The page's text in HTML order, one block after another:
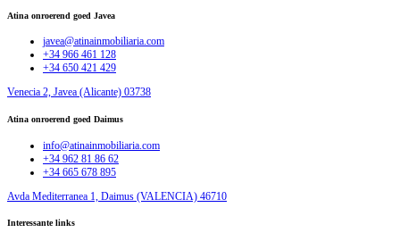
Atina onroerend goed Javea
javea@atinainmobiliaria.com
+34 966 461 128
+34 650 421 429
Venecia 2, Javea (Alicante) 03738
Atina onroerend goed Daimus
info@atinainmobiliaria.com
+34 962 81 86 62
+34 665 678 895
Avda Mediterranea 1, Daimus (VALENCIA) 46710
Interessante links